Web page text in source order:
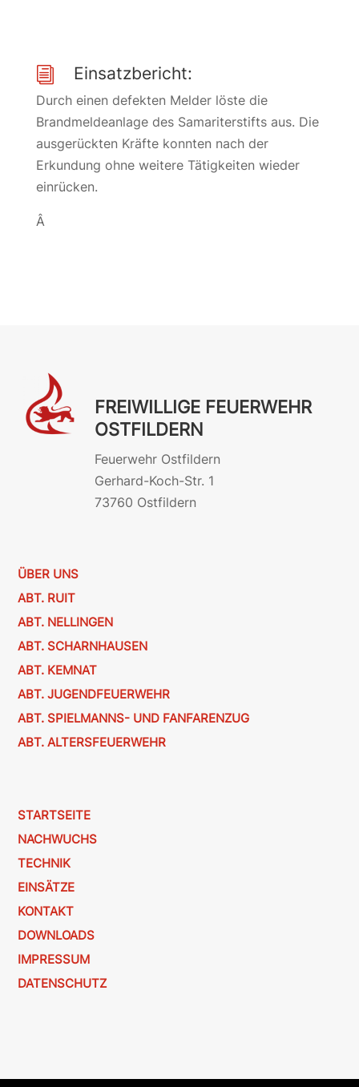
i Einsatzbericht:
Durch einen defekten Melder löste die
Brandmeldeanlage des Samariterstifts aus. Die
ausgerückten Kräfte konnten nach der
Erkundung ohne weitere Tätigkeiten wieder
einrücken.
Â
FREIWILLIGE FEUERWEHR
OSTFILDERN
Feuerwehr Ostfildern
Gerhard-Koch-Str. 1
73760 Ostfildern
ÜBER UNS
ABT. RUIT
ABT. NELLINGEN
ABT. SCHARNHAUSEN
ABT. KEMNAT
ABT. JUGENDFEUERWEHR
ABT. SPIELMANNS- UND FANFARENZUG
ABT. ALTERSFEUERWEHR
STARTSEITE
NACHWUCHS
TECHNIK
EINSÄTZE
KONTAKT
DOWNLOADS
IMPRESSUM
DATENSCHUTZ